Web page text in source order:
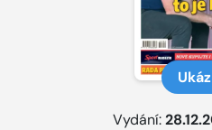
Vydání: